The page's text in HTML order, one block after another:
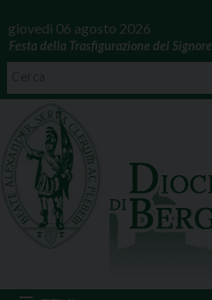
giovedì 06 agosto 2026
Festa della Trasfigurazione del Signore